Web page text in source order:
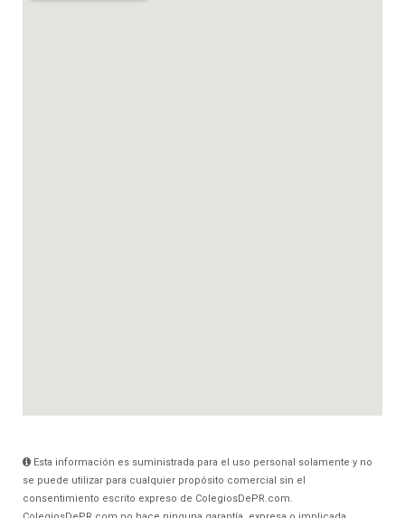
Esta información es suministrada para el uso personal solamente y no
se puede utilizar para cualquier propósito comercial sin el
consentimiento escrito expreso de ColegiosDePR.com.